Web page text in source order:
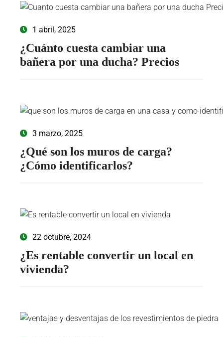
1 abril, 2025
¿Cuánto cuesta cambiar una
bañera por una ducha?​ Precios
3 marzo, 2025
¿Qué son los muros de carga?
¿Cómo identificarlos?
22 octubre, 2024
¿Es rentable convertir un local en
vivienda?